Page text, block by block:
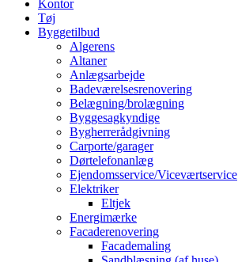
Kontor
Tøj
Byggetilbud
Algerens
Altaner
Anlægsarbejde
Badeværelsesrenovering
Belægning/brolægning
Byggesagkyndige
Bygherrerådgivning
Carporte/garager
Dørtelefonanlæg
Ejendomsservice/Viceværtservice
Elektriker
Eltjek
Energimærke
Facaderenovering
Facademaling